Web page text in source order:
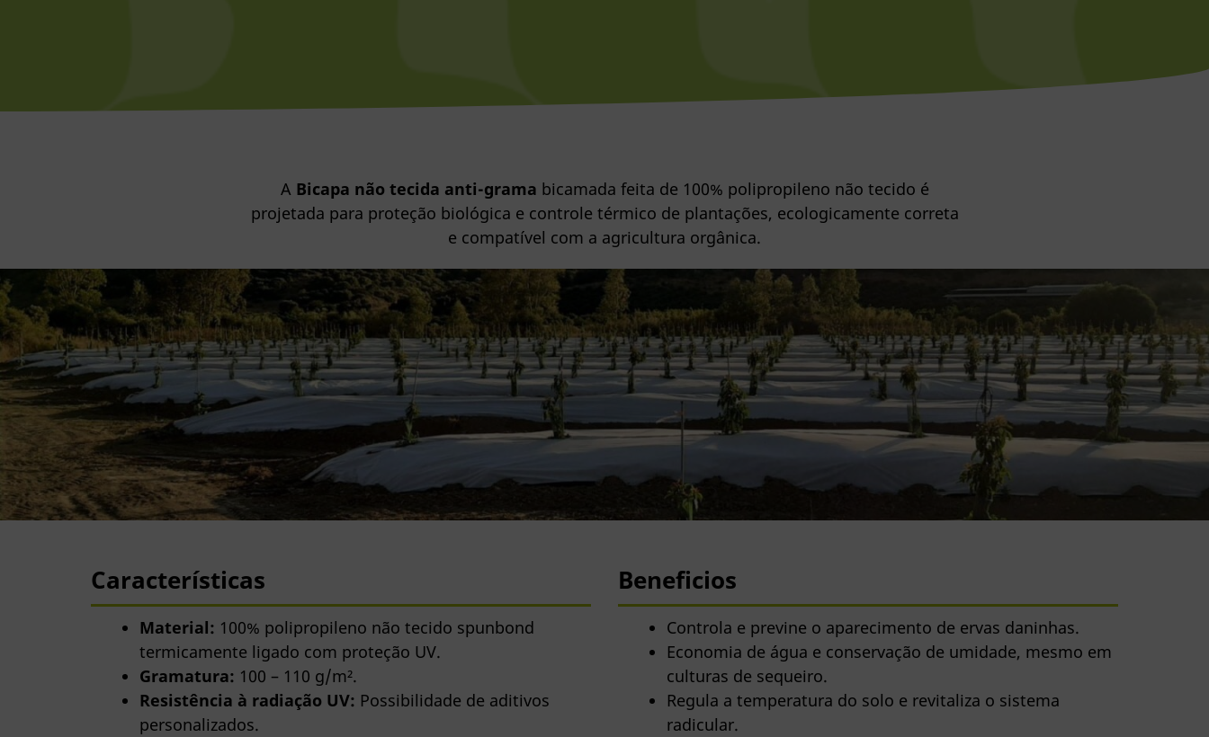
A Bicapa não tecida anti-grama bicamada feita de 100% polipropileno não tecido é
projetada para proteção biológica e controle térmico de plantações, ecologicamente correta
e compatível com a agricultura orgânica.
Características
Material: 100% polipropileno não tecido spunbond
termicamente ligado com proteção UV.
Gramatura: 100 – 110 g/m².
Resistência à radiação UV: Possibilidade de aditivos
personalizados.
Beneficios
Controla e previne o aparecimento de ervas daninhas.
Economia de água e conservação de umidade, mesmo em
culturas de sequeiro.
Regula a temperatura do solo e revitaliza o sistema
radicular.